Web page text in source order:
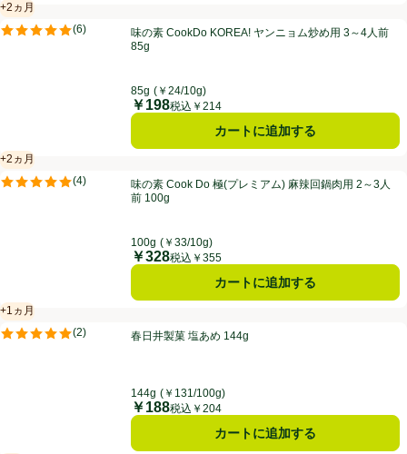
味の素 CookDo KOREA! ヤンニョム炒め用 3～4人前 85g
+2ヵ月
賞味・消費期限保証：2ヵ月
(6)
評価は6件のレビューで5点中5.0点。味の素 CookDo KOREA! ヤンニョム炒め用 3～4人前
85g
85g (￥24/10g)
価格
￥198税込￥214
カートに追加する
味の素 Cook Do 極(プレミアム) 麻辣回鍋肉用 2～3人前 100g
+2ヵ月
賞味・消費期限保証：2ヵ月
(4)
評価は4件のレビューで5点中5.0点。味の素 Cook Do 極(プレミアム) 麻辣回鍋肉用 2～3人
前 100g
100g (￥33/10g)
価格
￥328税込￥355
カートに追加する
春日井製菓 塩あめ 144g
+1ヵ月
賞味・消費期限保証：1ヵ月
(2)
評価は2件のレビューで5点中5.0点。
春日井製菓 塩あめ 144g
144g (￥131/100g)
価格
￥188税込￥204
カートに追加する